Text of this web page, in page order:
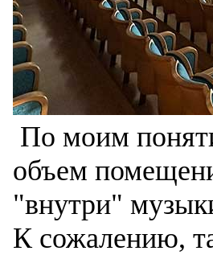
По моим
объем
"внутри"
К сожалению,